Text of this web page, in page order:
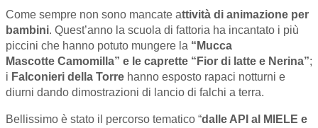
Come sempre non sono mancate attività di animazione per
bambini. Quest’anno la scuola di fattoria ha incantato i più
piccini che hanno potuto mungere la “Mucca
Mascotte Camomilla” e le caprette “Fior di latte e Nerina”;
i Falconieri della Torre hanno esposto rapaci notturni e
diurni dando dimostrazioni di lancio di falchi a terra.
Bellissimo è stato il percorso tematico “dalle API al MIELE e